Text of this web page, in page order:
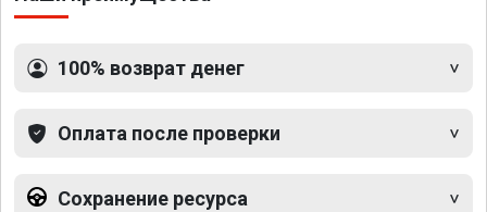
100% возврат денег
Оплата после проверки
Сохранение ресурса